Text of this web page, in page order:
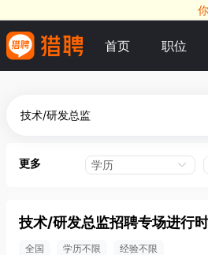
首页 职位
更多 学历
技术/研发总监招聘专场进行时
全国 学历不限 经验不限